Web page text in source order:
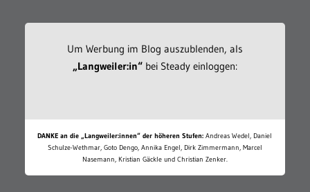
Um Werbung im Blog auszublenden, als
„Langweiler:in“bei Steady einloggen:
DANKE an die „Langweiler:innen“ der höheren Stufen: Andreas Wedel, Daniel
Schulze-Wethmar, Goto Dengo, Annika Engel, Dirk Zimmermann, Marcel
Nasemann, Kristian Gäckle und Christian Zenker.